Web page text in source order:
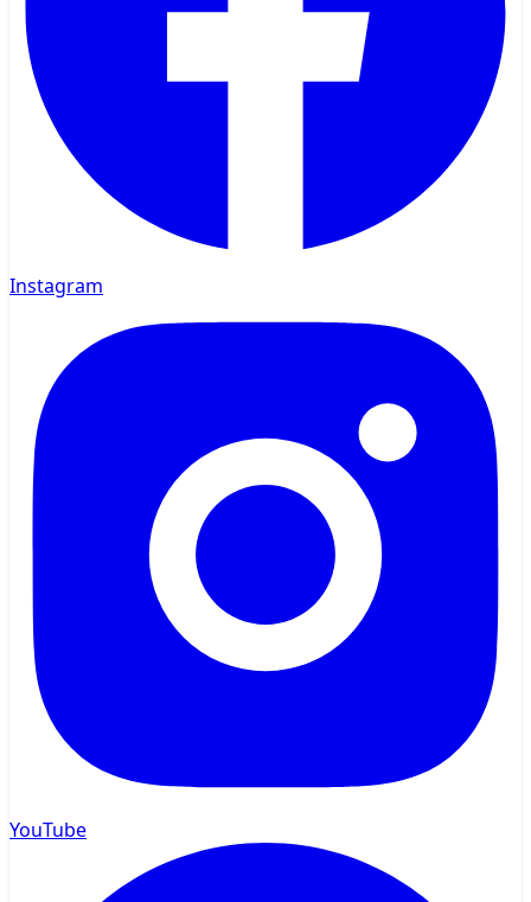
Instagram
YouTube